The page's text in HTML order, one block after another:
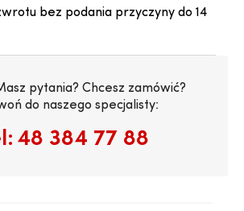
bez podania przyczyny do 14
pytania? Chcesz zamówić?
do naszego specjalisty:
48 384 77 88